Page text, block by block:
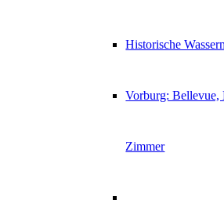
Historische
Vorburg: Bellevue,
Zimmer